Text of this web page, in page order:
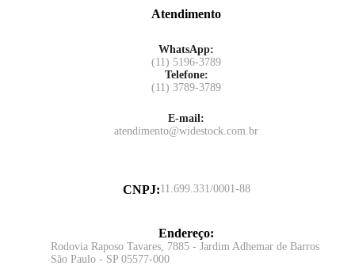
Atendimento
WhatsApp:
(11) 5196-3789
Telefone:
(11) 3789-3789
E-mail:
atendimento@widestock.com.br
CNPJ:11.699.331/0001-88
Endereço:
Rodovia Raposo Tavares, 7885 - Jardim Adhemar de Barros
São Paulo - SP 05577-000